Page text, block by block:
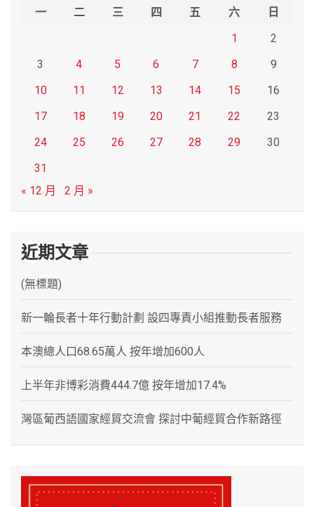
一 二 三 四 五 六
日
1
2
3
4 5 6 7 8
9
10
11 12 13 14 15
16
17
18 19 20 21 22
23
24
25 26 27 28 29
30
31
« 12 月
2 月 »
近期文章
(無標題)
新一輪長者十年行動計劃 設四專責小組推動長者服務
本澳總人口68.65萬人 按年增加600人
上半年非博彩消費444.7億 按年增加17.4%
灣區葡西語國家經貿交流會 探討中葡經貿合作新路徑